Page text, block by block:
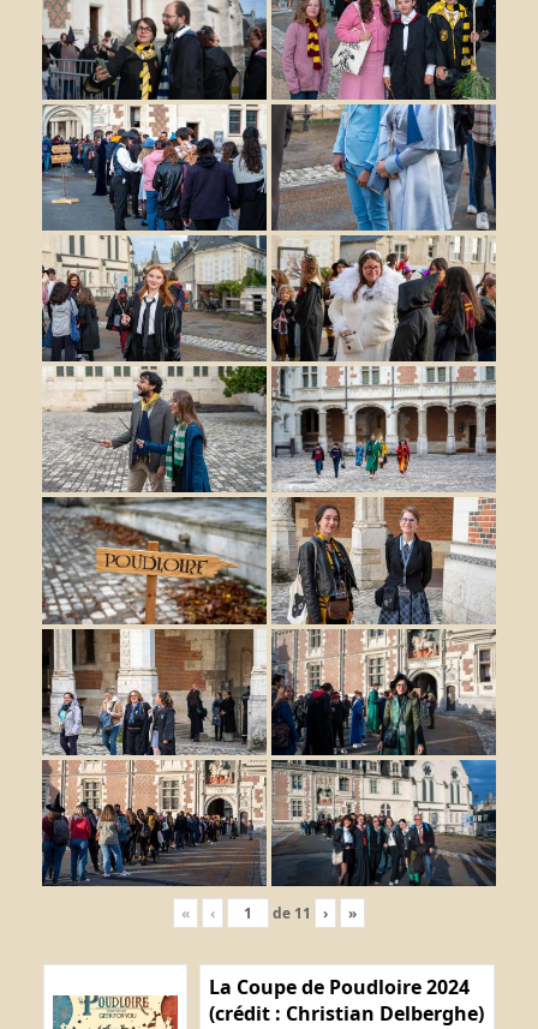
« ‹ de 11 › »
La Coupe de Poudloire 2024
(crédit : Christian Delberghe)